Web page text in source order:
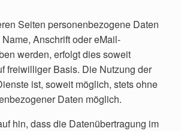
Seiten personenbezogene Daten
Anschrift oder eMail-
werden, erfolgt dies soweit
freiwilliger Basis. Die Nutzung der
ist, soweit möglich, stets ohne
Daten möglich.
hin, dass die Datenübertragung im